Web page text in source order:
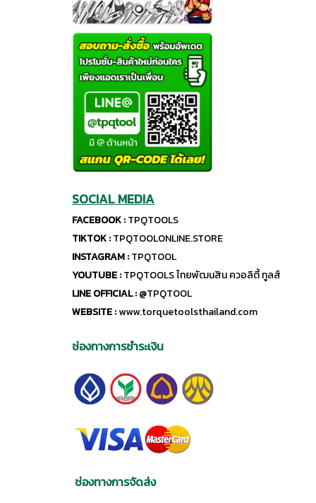
SOCIAL MEDIA
FACEBOOK :TPQTOOLS
TIKTOK :TPQTOOLONLINE.STORE
INSTAGRAM :TPQTOOL
YOUTUBE :TPQTOOLS ไทยพัฒนสิน ควอลิตี้ ทูลส์
LINE OFFICIAL :@TPQTOOL
WEBSITE :www.torquetoolsthailand.com
ช่องทางการชำระเงิน
ช่องทางการจัดส่ง